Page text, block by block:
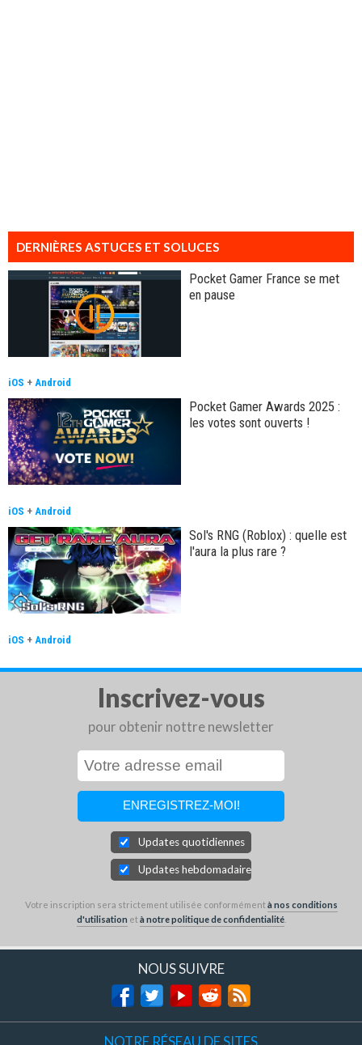
DERNIÈRES ASTUCES ET SOLUCES
Pocket Gamer France se met
en pause
iOS + Android
Pocket Gamer Awards 2025 :
les votes sont ouverts !
iOS + Android
Sol's RNG (Roblox) : quelle est
l'aura la plus rare ?
iOS + Android
Inscrivez-vous
pour obtenir nottre newsletter
Updates quotidiennes
Updates hebdomadaires
Votre inscription sera strictement utilisée conformémentà nos conditions
d'utilisation età notre politique de confidentialité.
NOUS SUIVRE
NOTRE RÉSEAU DE SITES